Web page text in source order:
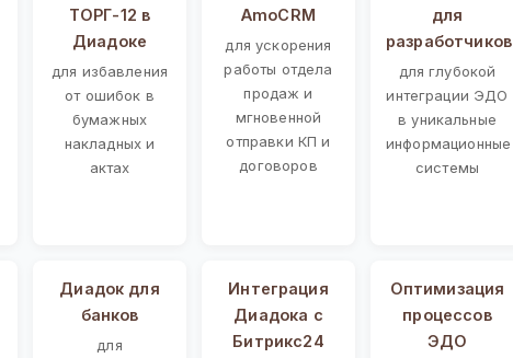
ТОРГ-12 в
Диадоке
для избавления
от ошибок в
бумажных
накладных и
актах
AmoCRM
для ускорения
работы отдела
продаж и
мгновенной
отправки КП и
договоров
для
разработчиков
для глубокой
интеграции ЭДО
в уникальные
информационные
системы
Диадок для
банков
для
Интеграция
Диадока с
Битрикс24
Оптимизация
процессов
ЭДО